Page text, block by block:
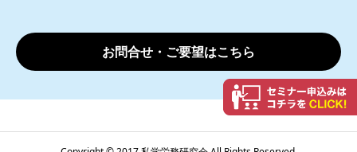
お問合せ・ご要望はこちら